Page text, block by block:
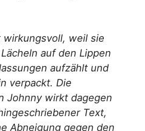
wirkungsvoll, weil sie
auf den Lippen
aufzählt und
verpackt. Die
Johnny wirkt dagegen
Text,
Abneigung gegen den